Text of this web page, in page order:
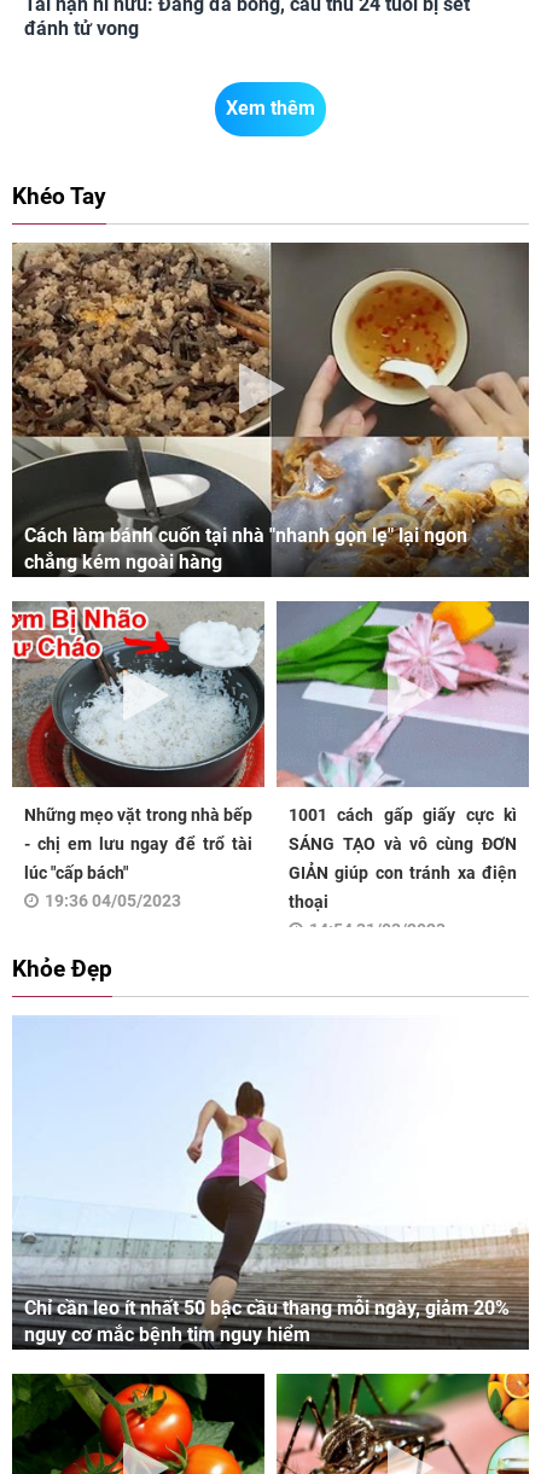
đánh tử vong
Xem thêm
Khéo Tay
Cách làm bánh cuốn tại nhà "nhanh gọn lẹ" lại ngon
chẳng kém ngoài hàng
Những mẹo vặt trong nhà bếp
- chị em lưu ngay để trổ tài
lúc "cấp bách"
19:36 04/05/2023
1001 cách gấp giấy cực kì
SÁNG TẠO và vô cùng ĐƠN
GIẢN giúp con tránh xa điện
thoại
14:54 31/03/2023
Khỏe Đẹp
Chỉ cần leo ít nhất 50 bậc cầu thang mỗi ngày, giảm 20%
nguy cơ mắc bệnh tim nguy hiểm